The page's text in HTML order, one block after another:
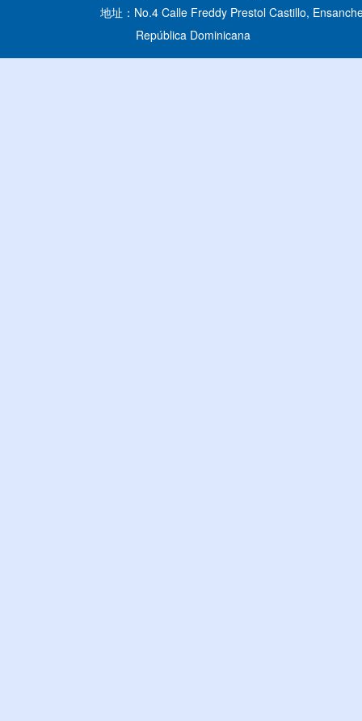
地址：No.4 Calle Freddy Prestol Castillo,
República Dominicana